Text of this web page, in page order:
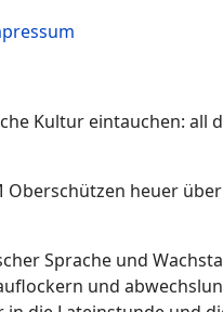
Kultur eintauchen: all
heuer
Sprache und
und